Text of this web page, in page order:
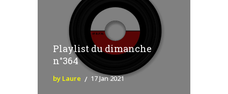
Playlist du dimanche
n°364
by Laure 17 Jan 2021